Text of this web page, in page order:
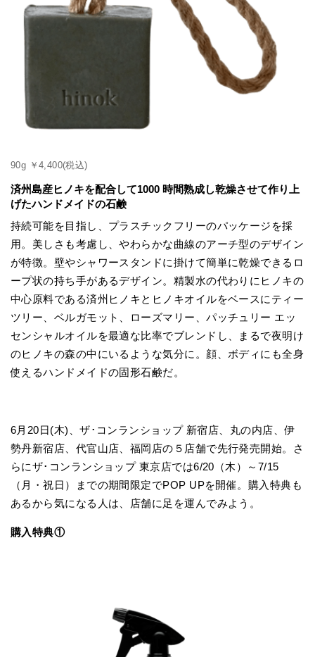
90g ￥4,400(税込)
済州島産ヒノキを配合して1000 時間熟成し乾燥させて作り上
げたハンドメイドの石鹸
持続可能を目指し、プラスチックフリーのパッケージを採
用。美しさも考慮し、やわらかな曲線のアーチ型のデザイン
が特徴。壁やシャワースタンドに掛けて簡単に乾燥できるロ
ープ状の持ち手があるデザイン。精製水の代わりにヒノキの
中心原料である済州ヒノキとヒノキオイルをベースにティー
ツリー、ベルガモット、ローズマリー、パッチュリー エッ
センシャルオイルを最適な比率でブレンドし、まるで夜明け
のヒノキの森の中にいるような気分に。顔、ボディにも全身
使えるハンドメイドの固形石鹸だ。
6月20日(木)、ザ･コンランショップ 新宿店、丸の内店、伊
勢丹新宿店、代官山店、福岡店の５店舗で先行発売開始。さ
らにザ･コンランショップ 東京店では6/20（木）～7/15
（月・祝日）までの期間限定でPOP UPを開催。購入特典も
あるから気になる人は、店舗に足を運んでみよう。
購入特典①